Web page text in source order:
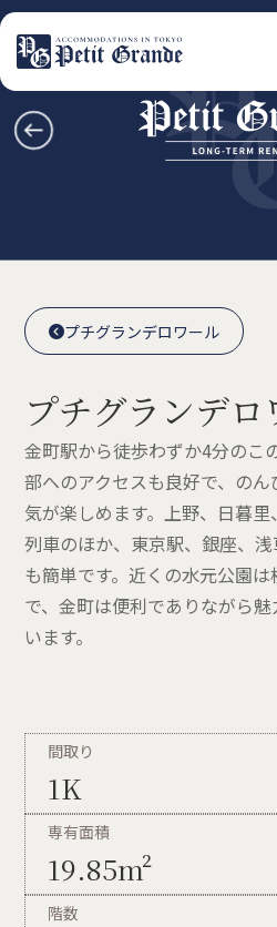
会社概要
お知らせ全般
新着情報
キャンペーン
お問い合わ
鍵と保険について
自転車登録
English
プチグランデロワール
プチグランデロワール
プチグランデ
金町駅から徒歩わずか4分のこ
部へのアクセスも良好で、の
気が楽しめます。上野、日暮
列車のほか、東京駅、銀座、
も簡単です。近くの水元公園
で、金町は便利でありながら
います。
間取り
1K
専有面積
19.85m²
階数